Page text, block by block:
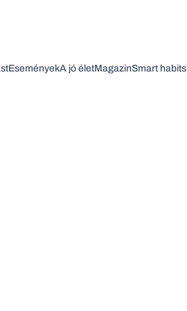
EseményekA jó életMagazinSmart habits